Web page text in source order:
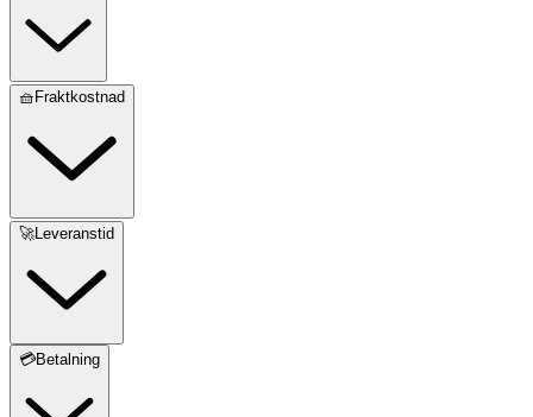
🧺Fraktkostnad
🚀Leveranstid
💳Betalning